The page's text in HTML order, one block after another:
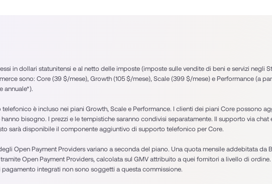
in dollari statunitensi e al netto delle imposte (imposte sulle vendite di beni e servizi negli
sono: Core (39 $/mese), Growth (105 $/mese), Scale (399 $/mese) e Performance (a
annuale*).
telefonico è incluso nei piani Growth, Scale e Performance. I clienti dei piani Core possono
bisogno. I prezzi e le tempistiche saranno condivisi separatamente. Il supporto via chat
sarà disponibile il componente aggiuntivo di supporto telefonico per Core.
Open Payment Providers variano a seconda del piano. Una quota mensile addebitata da
Open Payment Providers, calcolata sul GMV attribuito a quei fornitori a livello di
pagamento integrati non sono soggetti a questa commissione.